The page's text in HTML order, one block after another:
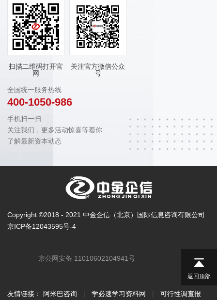
扫描二维码打开官
网
关注官方微信公众
号
全国统一服务热线
400-1050-986
手机扫一扫
关注我们，更多活动惊喜等着你
了解最新资本动态
Copyright ©2018 - 2021 中金企信（北京）国际信息咨询有限公司
京ICP备12043595号-4
京公网安备 11010602104941号
友情链接： 阿米巴咨询 | 学必速学习资料网 | 可行性调查报
返回顶部